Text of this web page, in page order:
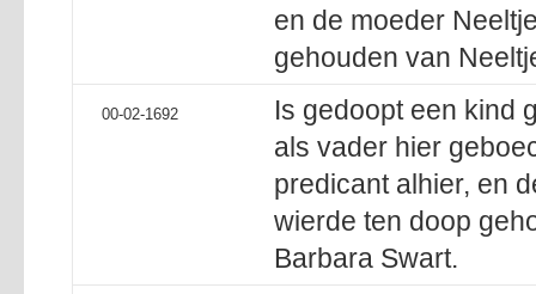
en de moeder
gehouden van
00-02-1692
Is gedoopt een kind
als vader hier
predicant alhier, en
wierde ten doop
Barbara Swart.